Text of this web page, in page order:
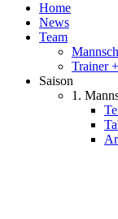
Home
News
Team
Trainer
Saison
1.